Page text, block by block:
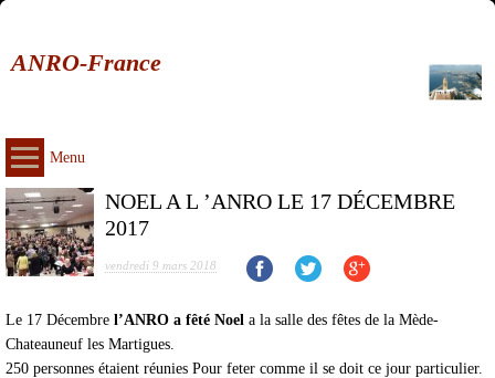
ANRO-France
Menu
NOEL A L ’ANRO LE 17 DÉCEMBRE
2017
vendredi 9 mars 2018
Le 17 Décembre l’ANRO a fêté Noel a la salle des fêtes de la Mède-
Chateauneuf les Martigues.
250 personnes étaient réunies Pour feter comme il se doit ce jour particulier.